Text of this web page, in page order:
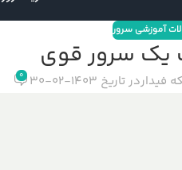
آموزشی سرور
سرور قوی
فیداردر تاریخ 1403-02-30 0